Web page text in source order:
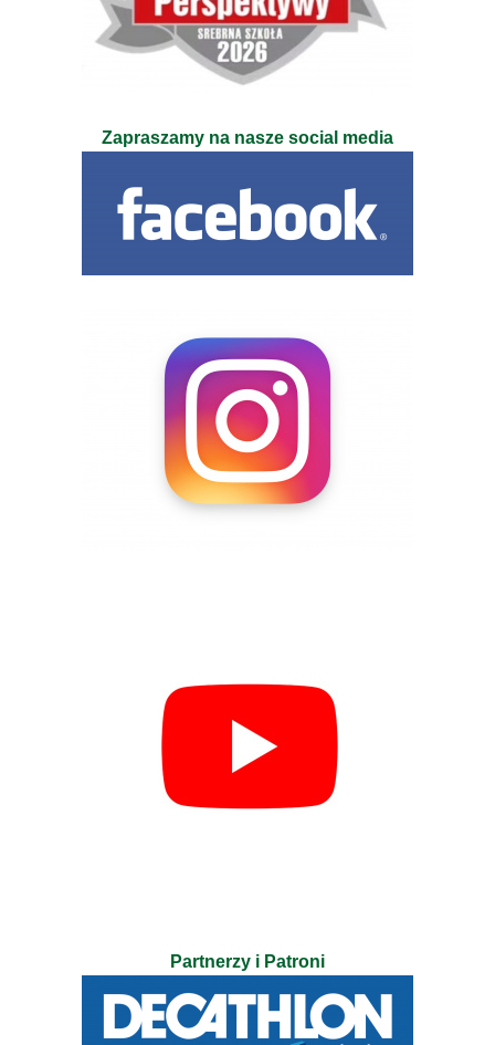
Zapraszamy na nasze social media
Partnerzy i Patroni